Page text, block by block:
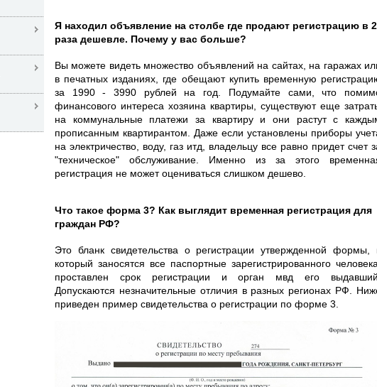
Я находил объявление на столбе где продают регистрацию в 2
раза дешевле. Почему у вас больше?
Вы можете видеть множество объявлений на сайтах, на гаражах
в печатных изданиях, где обещают купить временную
за 1990 - 3990 рублей на год. Подумайте сами, что
финансового интереса хозяина квартиры, существуют еще
на коммунальные платежи за квартиру и они растут с
прописанным квартирантом. Даже если установлены приборы
на электричество, воду, газ итд, владельцу все равно придет счет
"техническое" обслуживание. Именно из за этого
регистрация не может оцениваться слишком дешево.
Что такое форма 3? Как выглядит временная регистрация для
граждан РФ?
Это бланк свидетельства о регистрации утвержденной формы,
который заносятся все паспортные зарегистрированного
проставлен срок регистрации и орган мвд его
Допускаются незначительные отличия в разных регионах РФ.
приведен пример свидетельства о регистрации по форме 3.